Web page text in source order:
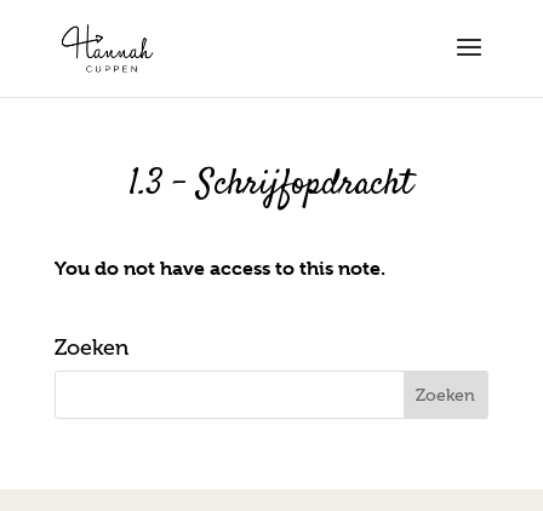
1.3 – Schrijfopdracht
You do not have access to this note.
Zoeken